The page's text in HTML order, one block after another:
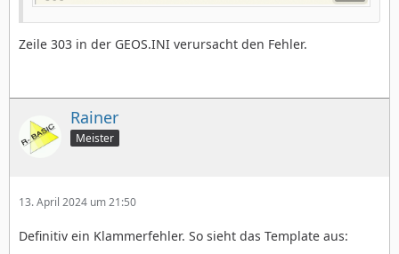
Zeile 303 in der GEOS.INI verursacht den Fehler.
Rainer
Meister
13. April 2024 um 21:50
Definitiv ein Klammerfehler. So sieht das Template aus: